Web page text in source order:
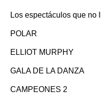
Los espectáculos que no
POLAR
ELLIOT MURPHY
GALA DE LA DANZA
CAMPEONES 2